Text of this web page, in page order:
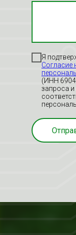
Я
Согласие
(ИНН
запроса